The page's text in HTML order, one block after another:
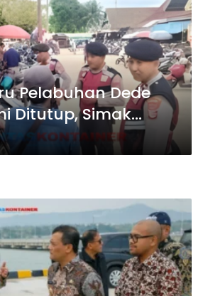
Pelabuhan Dede
Ditutup, Simak